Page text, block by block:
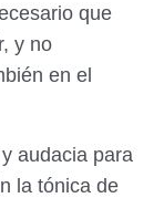
que
y no
en el
audacia para
la tónica de